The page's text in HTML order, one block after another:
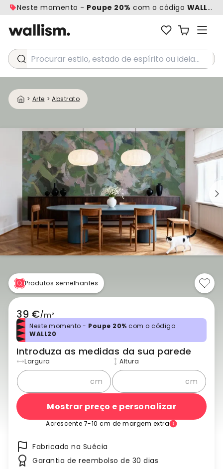
Neste momento - Poupe 20% com o código WALL20
Procurar estilo, estado de espírito ou ideia...
> Arte > Abstrato
Produtos semelhantes
39 €/m²
Neste momento - Poupe 20% com o código
WALL20
Introduza as medidas da sua parede
Largura
cm
Altura
cm
Mostrar preço e personalizar
Acrescente 7-10 cm de margem extra
Fabricado na Suécia
Garantia de reembolso de 30 dias